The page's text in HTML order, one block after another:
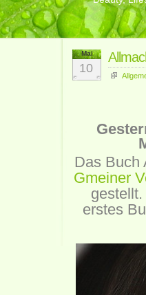
Mai
10
Das Buch
Gmeiner
erstes